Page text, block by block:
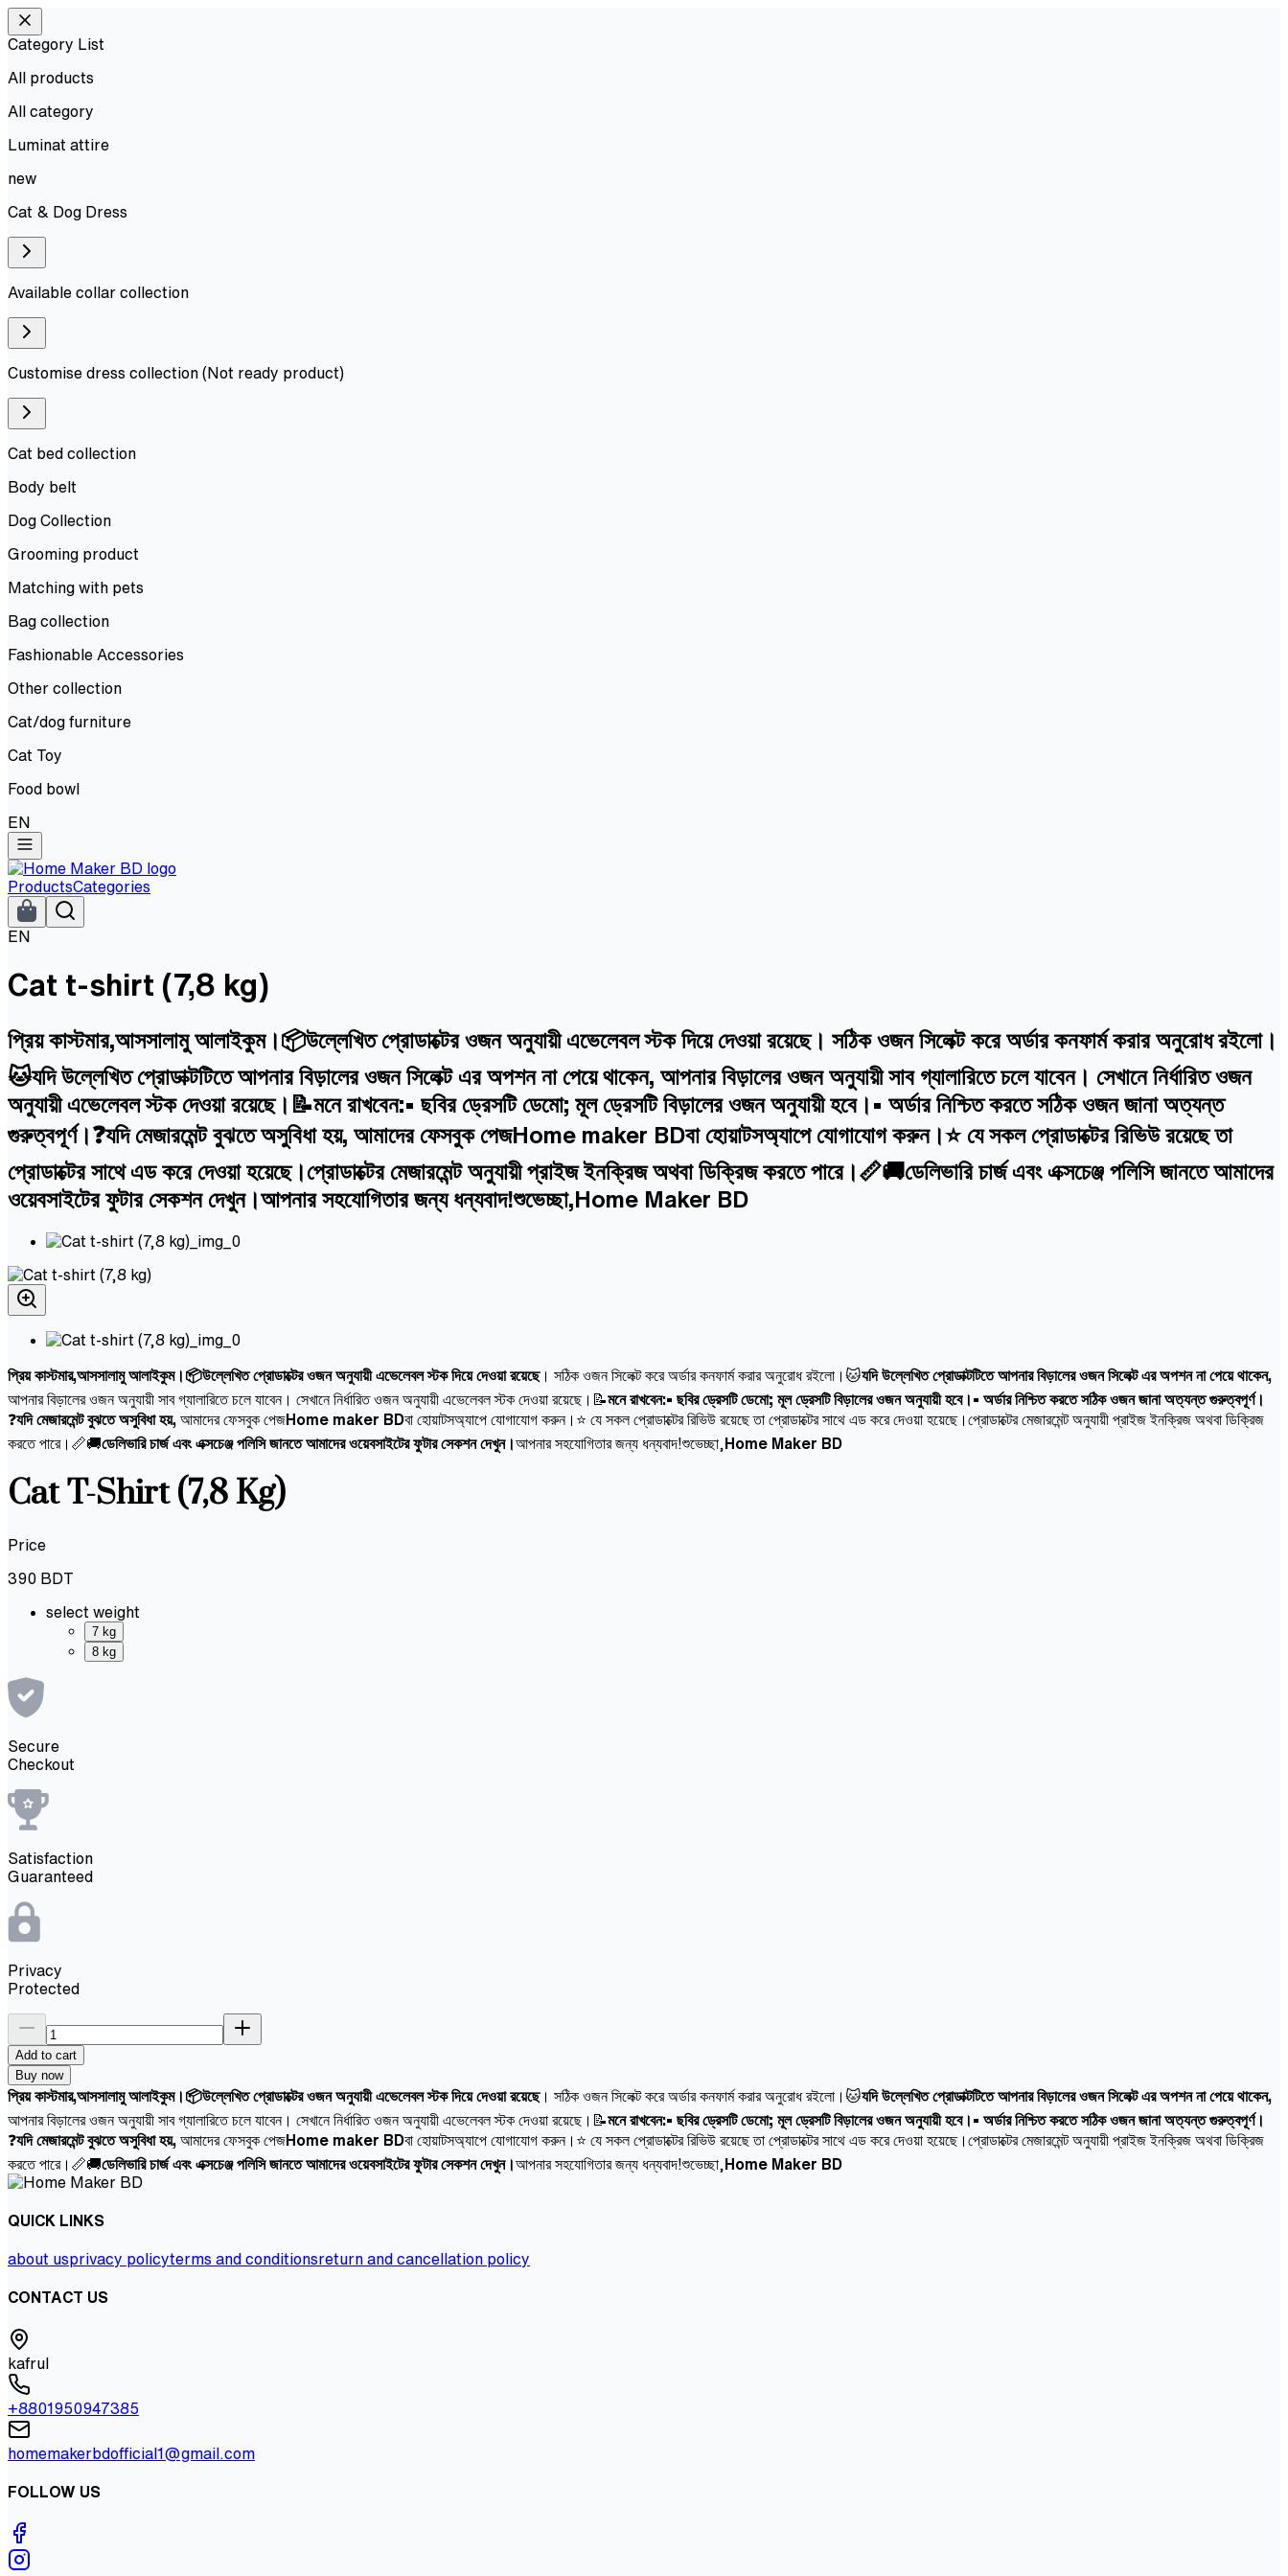
Category List
All products
All category
Luminat attire
new
Cat & Dog Dress
Available collar collection
Customise dress collection (Not ready product)
Cat bed collection
Body belt
Dog Collection
Grooming product
Matching with pets
Bag collection
Fashionable Accessories
Other collection
Cat/dog furniture
Cat Toy
Food bowl
EN
ProductsCategories
EN
Cat t-shirt (7,8 kg)
প্রিয় কাস্টমার,আসসালামু আলাইকুম।📦উল্লেখিত প্রোডাক্টের ওজন অনুযায়ী এভেলেবল স্টক দিয়ে দেওয়া রয়েছে। সঠিক ওজন সিলেক্ট করে অর্ডার কনফার্ম করার অনুরোধ রইলো।
🐱যদি উল্লেখিত প্রোডাক্টটিতে আপনার বিড়ালের ওজন সিলেক্ট এর অপশন না পেয়ে থাকেন, আপনার বিড়ালের ওজন অনুযায়ী সাব গ্যালারিতে চলে যাবেন। সেখানে নির্ধারিত ওজন
অনুযায়ী এভেলেবল স্টক দেওয়া রয়েছে।📝মনে রাখবেন:• ছবির ড্রেসটি ডেমো; মূল ড্রেসটি বিড়ালের ওজন অনুযায়ী হবে।• অর্ডার নিশ্চিত করতে সঠিক ওজন জানা অত্যন্ত
গুরুত্বপূর্ণ।❓যদি মেজারমেন্ট বুঝতে অসুবিধা হয়, আমাদের ফেসবুক পেজHome maker BDবা হোয়াটসঅ্যাপে যোগাযোগ করুন।⭐ যে সকল প্রোডাক্টের রিভিউ রয়েছে তা
প্রোডাক্টের সাথে এড করে দেওয়া হয়েছে।প্রোডাক্টের মেজারমেন্ট অনুযায়ী প্রাইজ ইনক্রিজ অথবা ডিক্রিজ করতে পারে।📏🚚ডেলিভারি চার্জ এবং এক্সচেঞ্জ পলিসি জানতে আমাদের
ওয়েবসাইটের ফুটার সেকশন দেখুন।আপনার সহযোগিতার জন্য ধন্যবাদ!শুভেচ্ছা,Home Maker BD
প্রিয় কাস্টমার,আসসালামু আলাইকুম।📦উল্লেখিত প্রোডাক্টের ওজন অনুযায়ী এভেলেবল স্টক দিয়ে দেওয়া রয়েছে। সঠিক ওজন সিলেক্ট করে অর্ডার কনফার্ম করার অনুরোধ রইলো।🐱যদি উল্লেখিত প্রোডাক্টটিতে আপনার বিড়ালের ওজন সিলেক্ট এর অপশন না পেয়ে থাকেন,
আপনার বিড়ালের ওজন অনুযায়ী সাব গ্যালারিতে চলে যাবেন। সেখানে নির্ধারিত ওজন অনুযায়ী এভেলেবল স্টক দেওয়া রয়েছে।📝মনে রাখবেন:• ছবির ড্রেসটি ডেমো; মূল ড্রেসটি বিড়ালের ওজন অনুযায়ী হবে।• অর্ডার নিশ্চিত করতে সঠিক ওজন জানা অত্যন্ত গুরুত্বপূর্ণ।
❓যদি মেজারমেন্ট বুঝতে অসুবিধা হয়, আমাদের ফেসবুক পেজHome maker BDবা হোয়াটসঅ্যাপে যোগাযোগ করুন।⭐ যে সকল প্রোডাক্টের রিভিউ রয়েছে তা প্রোডাক্টের সাথে এড করে দেওয়া হয়েছে।প্রোডাক্টের মেজারমেন্ট অনুযায়ী প্রাইজ ইনক্রিজ অথবা ডিক্রিজ
করতে পারে।📏🚚ডেলিভারি চার্জ এবং এক্সচেঞ্জ পলিসি জানতে আমাদের ওয়েবসাইটের ফুটার সেকশন দেখুন।আপনার সহযোগিতার জন্য ধন্যবাদ!শুভেচ্ছা, Home Maker BD
Cat T-Shirt (7,8 Kg)
Price
390 BDT
select weight
7 kg
8 kg
Secure
Checkout
Satisfaction
Guaranteed
Privacy
Protected
Add to cart
Buy now
প্রিয় কাস্টমার,আসসালামু আলাইকুম।📦উল্লেখিত প্রোডাক্টের ওজন অনুযায়ী এভেলেবল স্টক দিয়ে দেওয়া রয়েছে। সঠিক ওজন সিলেক্ট করে অর্ডার কনফার্ম করার অনুরোধ রইলো।🐱যদি উল্লেখিত প্রোডাক্টটিতে আপনার বিড়ালের ওজন সিলেক্ট এর অপশন না পেয়ে থাকেন,
আপনার বিড়ালের ওজন অনুযায়ী সাব গ্যালারিতে চলে যাবেন। সেখানে নির্ধারিত ওজন অনুযায়ী এভেলেবল স্টক দেওয়া রয়েছে।📝মনে রাখবেন:• ছবির ড্রেসটি ডেমো; মূল ড্রেসটি বিড়ালের ওজন অনুযায়ী হবে।• অর্ডার নিশ্চিত করতে সঠিক ওজন জানা অত্যন্ত গুরুত্বপূর্ণ।
❓যদি মেজারমেন্ট বুঝতে অসুবিধা হয়, আমাদের ফেসবুক পেজHome maker BDবা হোয়াটসঅ্যাপে যোগাযোগ করুন।⭐ যে সকল প্রোডাক্টের রিভিউ রয়েছে তা প্রোডাক্টের সাথে এড করে দেওয়া হয়েছে।প্রোডাক্টের মেজারমেন্ট অনুযায়ী প্রাইজ ইনক্রিজ অথবা ডিক্রিজ
করতে পারে।📏🚚ডেলিভারি চার্জ এবং এক্সচেঞ্জ পলিসি জানতে আমাদের ওয়েবসাইটের ফুটার সেকশন দেখুন।আপনার সহযোগিতার জন্য ধন্যবাদ!শুভেচ্ছা, Home Maker BD
QUICK LINKS
about usprivacy policyterms and conditionsreturn and cancellation policy
CONTACT US
kafrul
+8801950947385
homemakerbdofficial1@gmail.com
FOLLOW US